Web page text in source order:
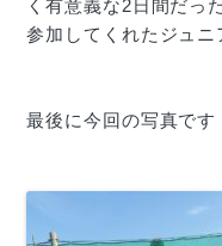
く有意義な2日間だっ
参加してくれたジュニ
最後に今回の写真です